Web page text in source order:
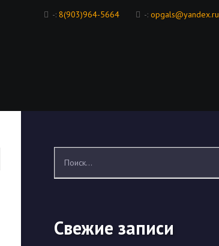
-: 8(903)964-5664 -: opgals@yandex.ru
Свежие записи